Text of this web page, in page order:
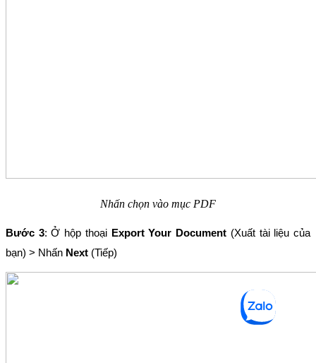
Nhấn chọn vào mục PDF
Bước 3: Ở hộp thoại Export Your Document (Xuất tài liệu của
bạn) > Nhấn Next (Tiếp)